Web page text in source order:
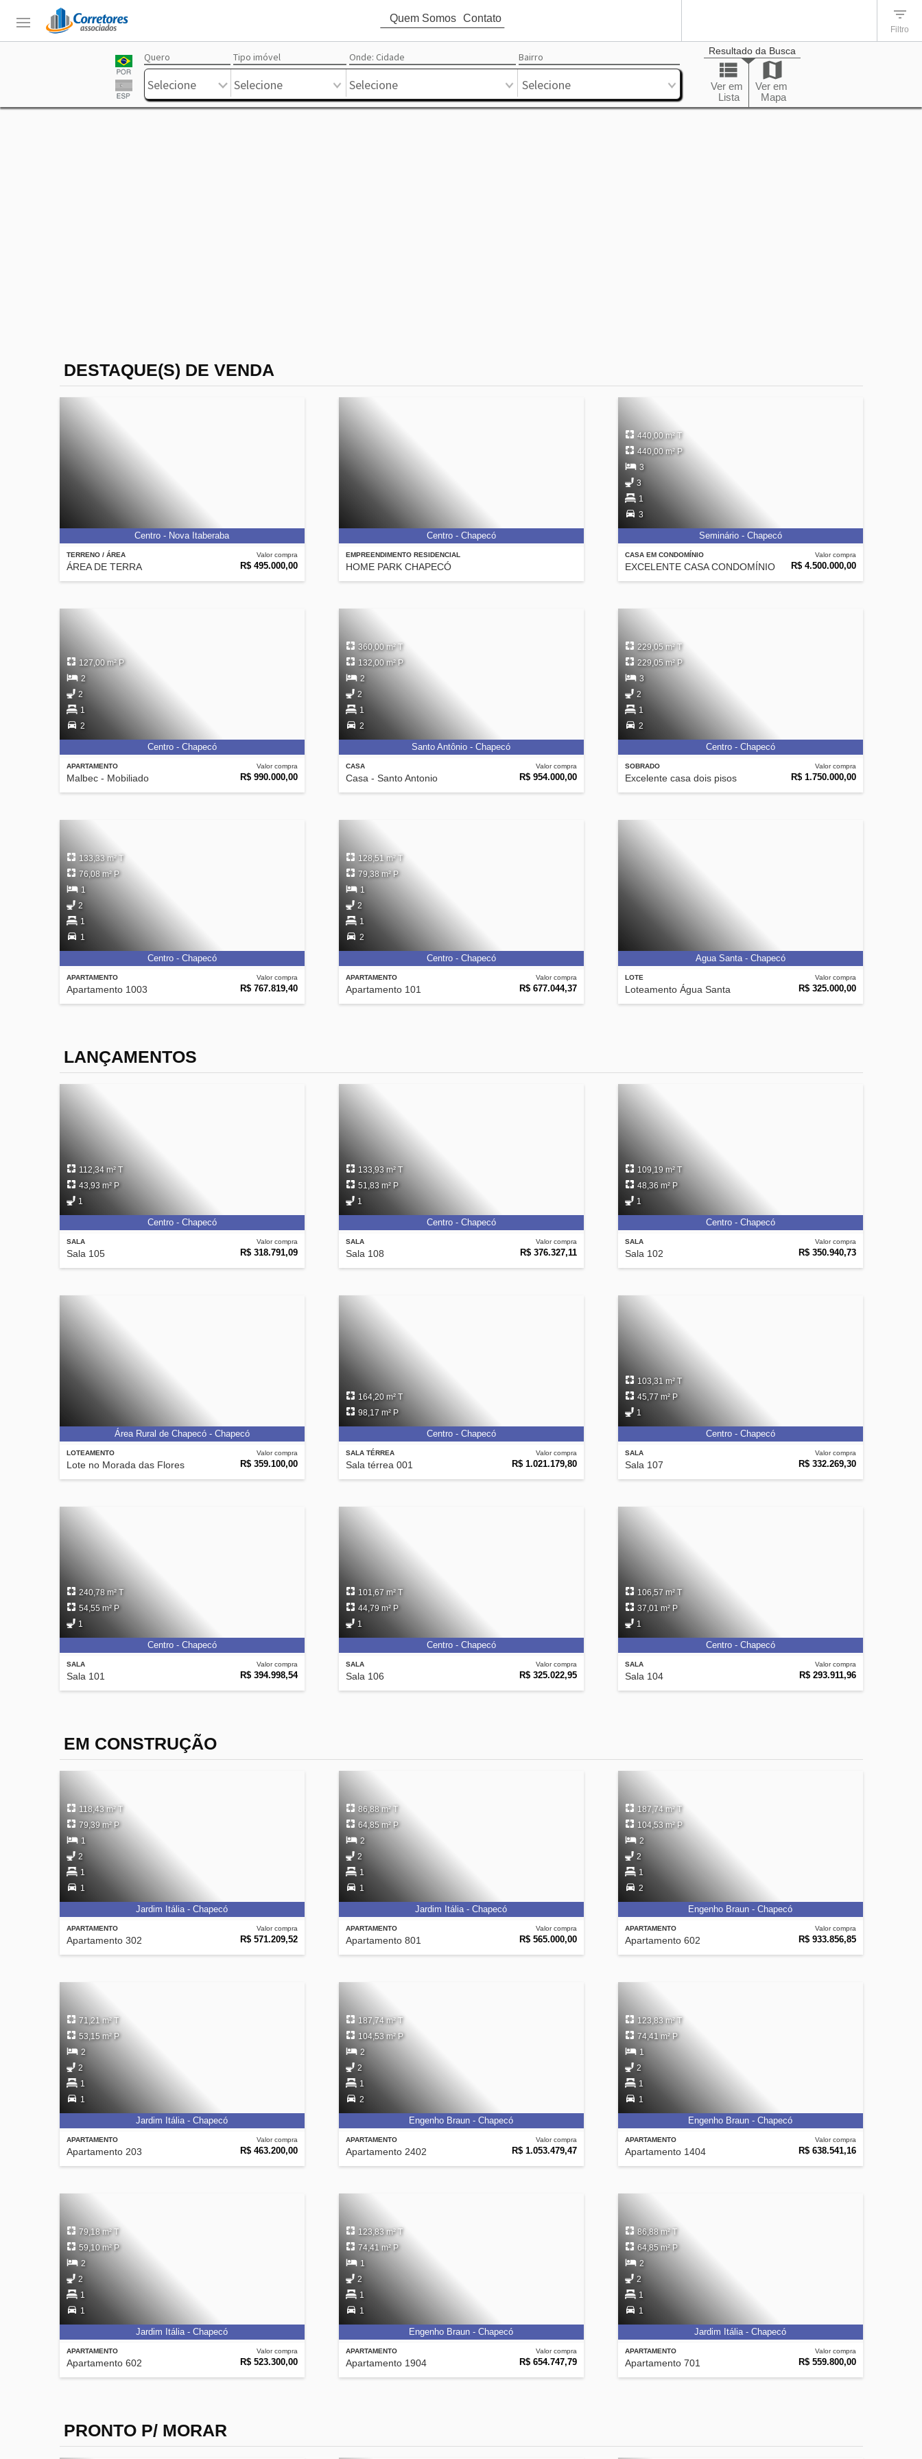
Quem Somos Contato
Filtro
Anuncie Trabalhe Livre Circular
attach_money
Mercado Mapa
Quero Tipo imóvel Onde: Cidade Bairro
Selecione Selecione Selecione Selecione
Resultado da Busca
Ver em
Lista
Ver em
Mapa
DESTAQUE(S) DE VENDA
TERRENO / ÁREA
ÁREA DE TERRA
Valor compra
R$ 495.000,00
Centro - Nova Itaberaba
EMPREENDIMENTO RESIDENCIAL
HOME PARK CHAPECÓ
Centro - Chapecó
CASA EM CONDOMÍNIO
EXCELENTE CASA CONDOMÍNIO
Valor compra
R$ 4.500.000,00
440,00 m² T
440,00 m² P
3
3
1
3
Seminário - Chapecó
APARTAMENTO
Malbec - Mobiliado
Valor compra
R$ 990.000,00
127,00 m² P
2
2
1
2
Centro - Chapecó
CASA
Casa - Santo Antonio
Valor compra
R$ 954.000,00
360,00 m² T
132,00 m² P
2
2
1
2
Santo Antônio - Chapecó
SOBRADO
Excelente casa dois pisos
Valor compra
R$ 1.750.000,00
229,05 m² T
229,05 m² P
3
2
1
2
Centro - Chapecó
APARTAMENTO
Apartamento 1003
Valor compra
R$ 767.819,40
133,33 m² T
76,08 m² P
1
2
1
1
Centro - Chapecó
APARTAMENTO
Apartamento 101
Valor compra
R$ 677.044,37
128,51 m² T
79,38 m² P
1
2
1
2
Centro - Chapecó
LOTE
Loteamento Água Santa
Valor compra
R$ 325.000,00
Agua Santa - Chapecó
LANÇAMENTOS
SALA
Sala 105
Valor compra
R$ 318.791,09
112,34 m² T
43,93 m² P
1
Centro - Chapecó
SALA
Sala 108
Valor compra
R$ 376.327,11
133,93 m² T
51,83 m² P
1
Centro - Chapecó
SALA
Sala 102
Valor compra
R$ 350.940,73
109,19 m² T
48,36 m² P
1
Centro - Chapecó
LOTEAMENTO
Lote no Morada das Flores
Valor compra
R$ 359.100,00
Área Rural de Chapecó - Chapecó
SALA TÉRREA
Sala térrea 001
Valor compra
R$ 1.021.179,80
164,20 m² T
98,17 m² P
Centro - Chapecó
SALA
Sala 107
Valor compra
R$ 332.269,30
103,31 m² T
45,77 m² P
1
Centro - Chapecó
SALA
Sala 101
Valor compra
R$ 394.998,54
240,78 m² T
54,55 m² P
1
Centro - Chapecó
SALA
Sala 106
Valor compra
R$ 325.022,95
101,67 m² T
44,79 m² P
1
Centro - Chapecó
SALA
Sala 104
Valor compra
R$ 293.911,96
106,57 m² T
37,01 m² P
1
Centro - Chapecó
EM CONSTRUÇÃO
APARTAMENTO
Apartamento 302
Valor compra
R$ 571.209,52
118,43 m² T
79,39 m² P
1
2
1
1
Jardim Itália - Chapecó
APARTAMENTO
Apartamento 801
Valor compra
R$ 565.000,00
86,88 m² T
64,85 m² P
2
2
1
1
Jardim Itália - Chapecó
APARTAMENTO
Apartamento 602
Valor compra
R$ 933.856,85
187,74 m² T
104,53 m² P
2
2
1
2
Engenho Braun - Chapecó
APARTAMENTO
Apartamento 203
Valor compra
R$ 463.200,00
71,21 m² T
53,15 m² P
2
2
1
1
Jardim Itália - Chapecó
APARTAMENTO
Apartamento 2402
Valor compra
R$ 1.053.479,47
187,74 m² T
104,53 m² P
2
2
1
2
Engenho Braun - Chapecó
APARTAMENTO
Apartamento 1404
Valor compra
R$ 638.541,16
123,83 m² T
74,41 m² P
1
2
1
1
Engenho Braun - Chapecó
APARTAMENTO
Apartamento 602
Valor compra
R$ 523.300,00
79,18 m² T
59,10 m² P
2
2
1
1
Jardim Itália - Chapecó
APARTAMENTO
Apartamento 1904
Valor compra
R$ 654.747,79
123,83 m² T
74,41 m² P
1
2
1
1
Engenho Braun - Chapecó
APARTAMENTO
Apartamento 701
Valor compra
R$ 559.800,00
86,88 m² T
64,85 m² P
2
2
1
1
Jardim Itália - Chapecó
PRONTO P/ MORAR